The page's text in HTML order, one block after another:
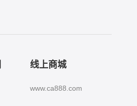
线上商城
www.ca888.com